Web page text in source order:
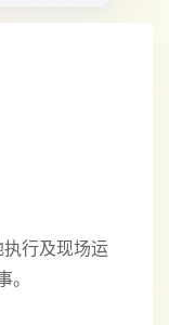
行及现场运
。